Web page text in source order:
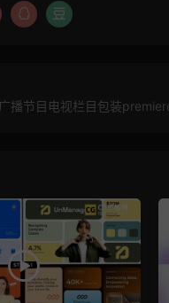
播节目电视栏目包装